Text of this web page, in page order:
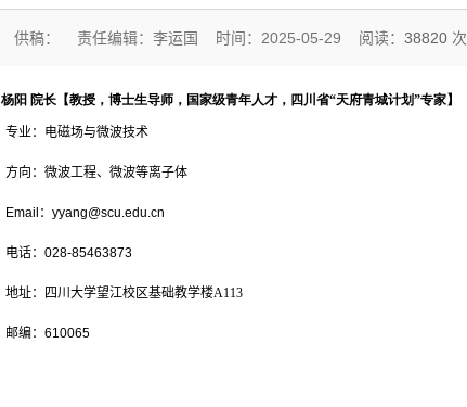
供稿： 责任编辑：李运国 时间：2025-05-29 阅读： 38820 次
杨阳 院长【教授，博士生导师，国家级青年人才，四川省“天府青城计划”专家】
专业：电磁场与微波技术
方向：微波工程、微波等离子体
Email ： yyang@scu.edu.cn
电话： 028-85463873
地址：四川大学望江校区基础教学楼A113
邮编： 610065